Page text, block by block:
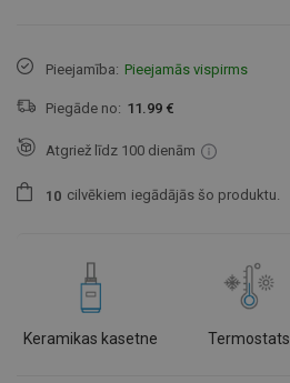
Pieejamība: Pieejamās vispirms
Piegāde no: 11.99 €
Atgriež līdz 100 dienām
1 0 cilvēkiem iegādājās šo produktu.
Keramikas kasetne Termostats